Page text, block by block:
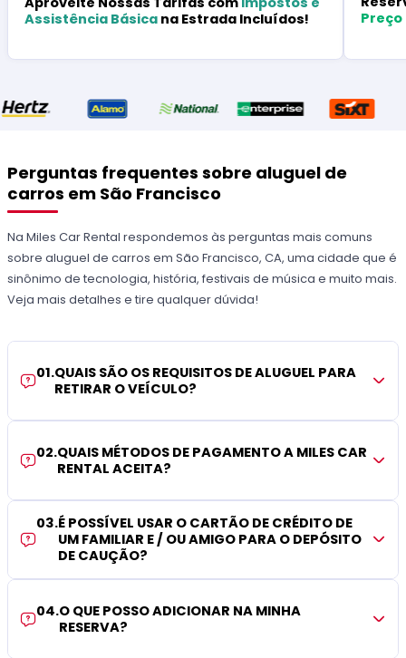
Assistência Básica na Estrada Incluídos!
Preço
Perguntas frequentes sobre aluguel de
carros em São Francisco
Na Miles Car Rental respondemos às perguntas mais comuns
sobre aluguel de carros em São Francisco, CA, uma cidade que é
sinônimo de tecnologia, história, festivais de música e muito mais.
Veja mais detalhes e tire qualquer dúvida!
01.QUAIS SÃO OS REQUISITOS DE ALUGUEL PARA
RETIRAR O VEÍCULO?
02.QUAIS MÉTODOS DE PAGAMENTO A MILES CAR
RENTAL ACEITA?
03.É POSSÍVEL USAR O CARTÃO DE CRÉDITO DE
UM FAMILIAR E / OU AMIGO PARA O DEPÓSITO
DE CAUÇÃO?
04.O QUE POSSO ADICIONAR NA MINHA
RESERVA?